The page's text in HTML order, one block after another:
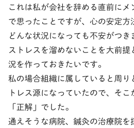
これは私が会社を辞める直前に
で思ったことですが、心の安定方
どんな状況になっても不安がつき
ストレスを溜めないことを大前
況を作っておきたいです。
私の場合組織に属していると周り
トレス源になっていたので、そ
「正解」でした。
通えそうな病院、鍼灸の治療院を